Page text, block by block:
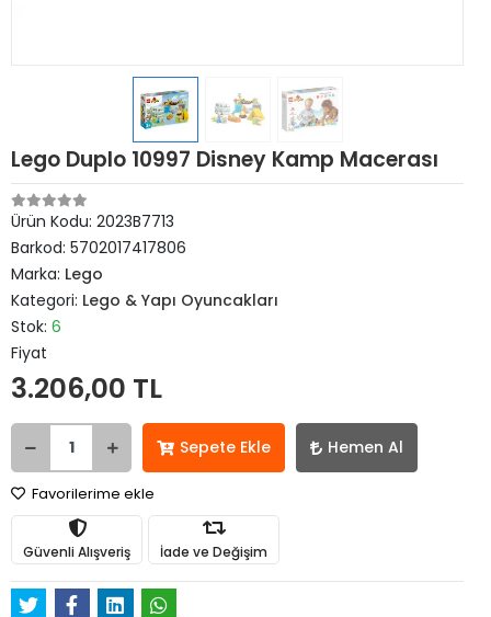
Lego Duplo 10997 Disney Kamp Macerası
Ürün Kodu: 2023B7713
Barkod: 5702017417806
Marka: Lego
Kategori: Lego & Yapı Oyuncakları
Stok: 6
Fiyat
3.206,00 TL
Sepete Ekle Hemen Al
Favorilerime ekle
Güvenli Alışveriş İade ve Değişim